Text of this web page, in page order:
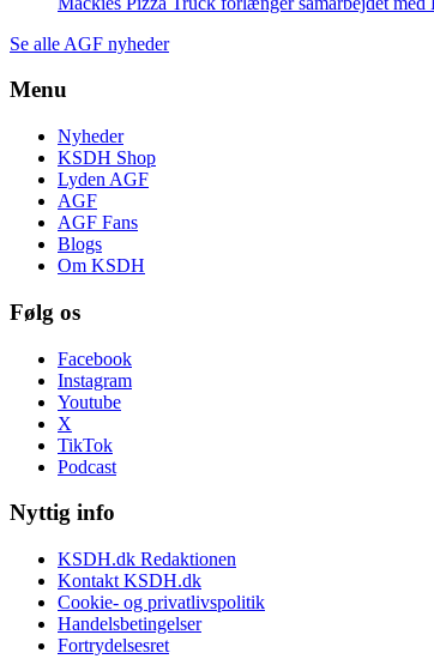
Se alle AGF nyheder
Menu
Nyheder
KSDH Shop
Lyden AGF
AGF
AGF Fans
Blogs
Om KSDH
Følg os
Facebook
Instagram
Youtube
X
TikTok
Podcast
Nyttig info
KSDH.dk Redaktionen
Kontakt KSDH.dk
Cookie- og privatlivspolitik
Handelsbetingelser
Fortrydelsesret